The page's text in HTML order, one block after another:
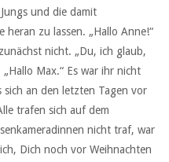
und die damit
zu lassen. „Hallo Anne!“
nicht. „Du, ich glaub,
Max.“ Es war ihr nicht
an den letzten Tagen vor
trafen sich auf dem
nicht traf, war
Dich noch vor Weihnachten